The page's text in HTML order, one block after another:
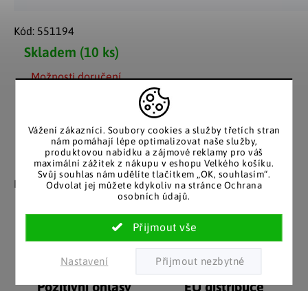
Vážení zákazníci. Soubory cookies a služby třetích stran
nám pomáhají lépe optimalizovat naše služby,
produktovou nabídku a zájmové reklamy pro váš
maximální zážitek z nákupu v eshopu Velkého košíku.
Svůj souhlas nám udělíte tlačítkem „OK, souhlasím“.
Odvolat jej můžete kdykoliv na stránce Ochrana
osobních údajů.
Nastavení
Skladem (10 ks)
Možnosti doručení
Kód: 551194
Záruka spokojenosti
Nakupujete bez obav, férové
jednání v každé situaci.
Katalog v tištěné
podobě
Stálým zákazníkům
posíláme papírový katalog
do schránky.
Pozitivní ohlasy
EU distribuce